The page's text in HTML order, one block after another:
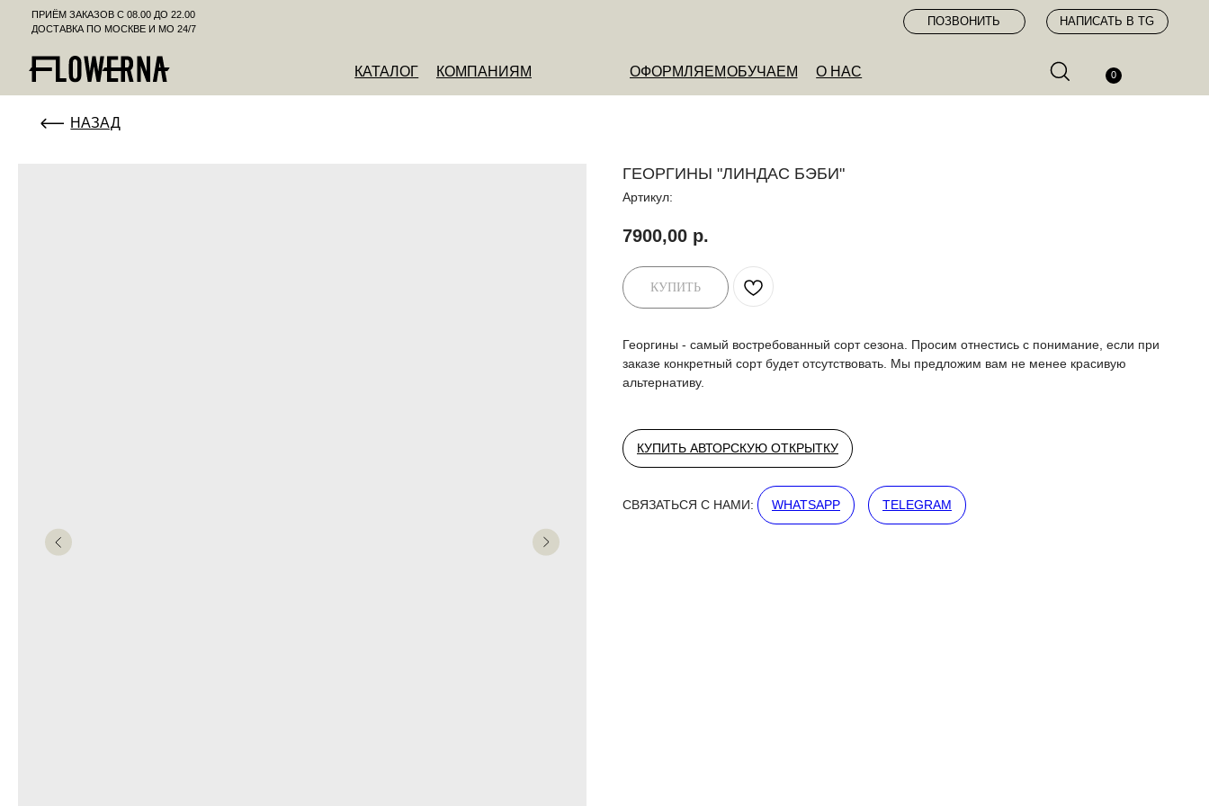
О НАС
КОМПАНИЯМ
КАТАЛОГ ОФОРМЛЯЕМ ОБУЧАЕМ
НАПИСАТЬ В TG
ПРИЁМ ЗАКАЗОВ С 08.00 ДО 22.00
ДОСТАВКА ПО МОСКВЕ И МО 24/7
ГЕОРГИНЫ "ЛИНДАС БЭБИ"
Артикул:
7900,00 р.
КУПИТЬ
Георгины - самый востребованный сорт сезона. Просим отнестись с понимание, если при
заказе конкретный сорт будет отсутствовать. Мы предложим вам не менее красивую
альтернативу.
КУПИТЬ АВТОРСКУЮ ОТКРЫТКУ
СВЯЗАТЬСЯ С НАМИ: WHATSAPP TELEGRAM